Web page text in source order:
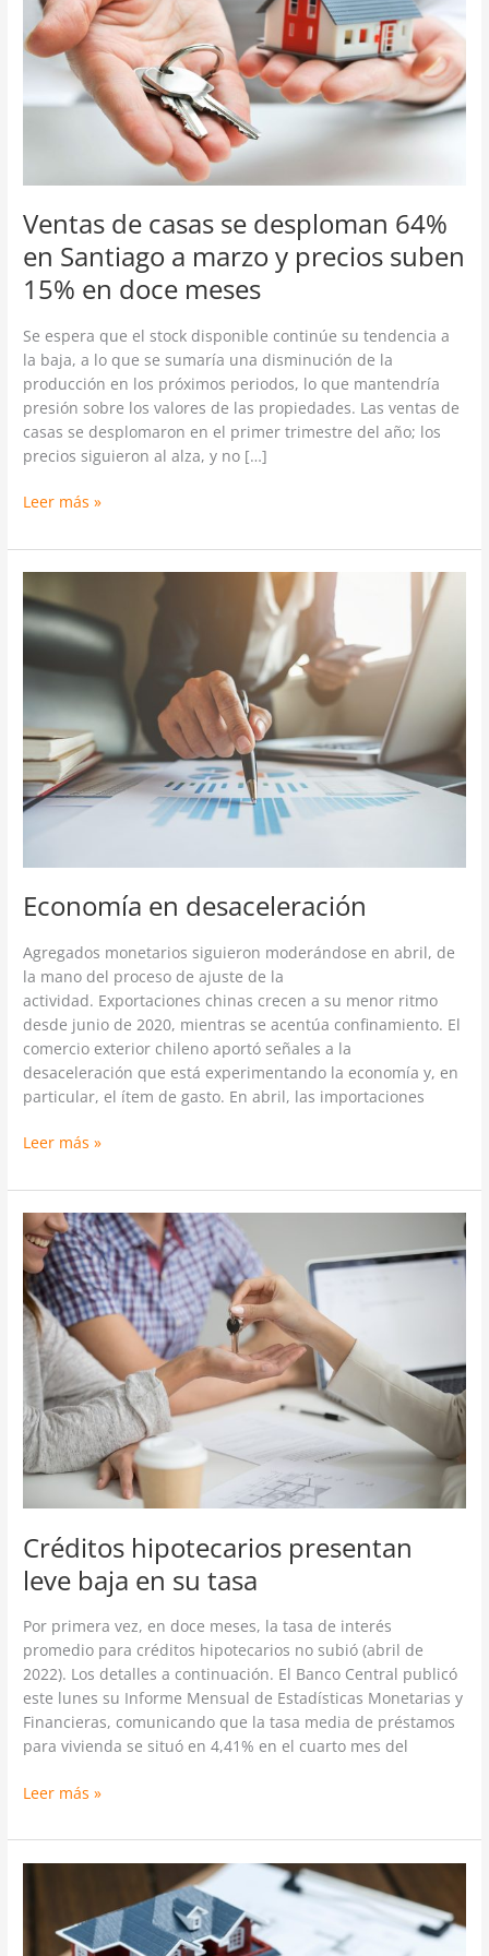
Ventas de casas se desploman 64%
en Santiago a marzo y precios suben
15% en doce meses
Se espera que el stock disponible continúe su tendencia a
la baja, a lo que se sumaría una disminución de la
producción en los próximos periodos, lo que mantendría
presión sobre los valores de las propiedades. Las ventas de
casas se desplomaron en el primer trimestre del año; los
precios siguieron al alza, y no […]
desploman
64%
Santiago
y
suben
15%
en
doce
Leer más »
Economía en desaceleración
Agregados monetarios siguieron moderándose en abril, de
la mano del proceso de ajuste de la
actividad. Exportaciones chinas crecen a su menor ritmo
desde junio de 2020, mientras se acentúa confinamiento. El
comercio exterior chileno aportó señales a la
desaceleración que está experimentando la economía y, en
particular, el ítem de gasto. En abril, las importaciones
en
desaceleración
Leer más »
Créditos hipotecarios presentan
leve baja en su tasa
Por primera vez, en doce meses, la tasa de interés
promedio para créditos hipotecarios no subió (abril de
2022). Los detalles a continuación. El Banco Central publicó
este lunes su Informe Mensual de Estadísticas Monetarias y
Financieras, comunicando que la tasa media de préstamos
para vivienda se situó en 4,41% en el cuarto mes del
Créditos
hipotecarios
presentan
leve
baja
en
su
tasa
Leer más »
caída